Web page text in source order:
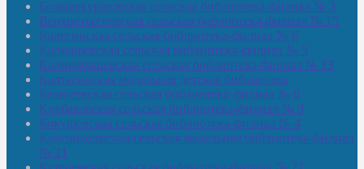
Большекуразовская сельская библиотека-филиал № 3
Верхнетыхтемская сельская библиотека-филиал № 15
Калегинская сельская библиотека-филиал № 6
Калмашевская сельская библиотека-филиал № 5
Калмиябашевская сельская библиотека-филиал № 13
Калтасинская модельная детская библиотека
Кельтеевская сельская библиотека-филиал № 8
Киебаковская сельская библиотека-филиал № 9
Кокушевская сельская библиотека-филиал № 4
Краснохолмская сельская модельная библиотека-филиал
№ 21